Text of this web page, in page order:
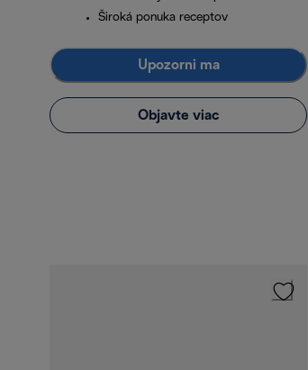
Široká ponuka receptov
Upozorni ma
Objavte viac